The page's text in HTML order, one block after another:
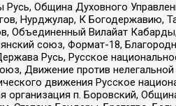
Община Духовного
Нурджулар, К Богодержавию,
Объединенный Вилайат
союз, Формат-18,
Русь, Русское
Движение против
движения Русское
п. Боровский,